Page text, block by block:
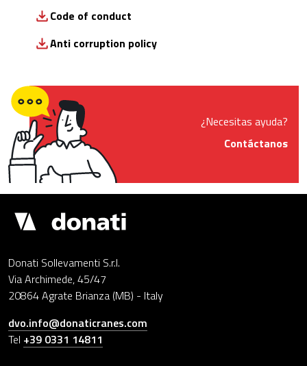
Code of conduct
Anti corruption policy
¿Necesitas ayuda?
Contáctanos
Donati
Sollevamenti
Donati Sollevamenti S.r.l.
Via Archimede, 45/47
20864 Agrate Brianza (MB) - Italy
dvo.info@donaticranes.com
Tel +39 0331 14811